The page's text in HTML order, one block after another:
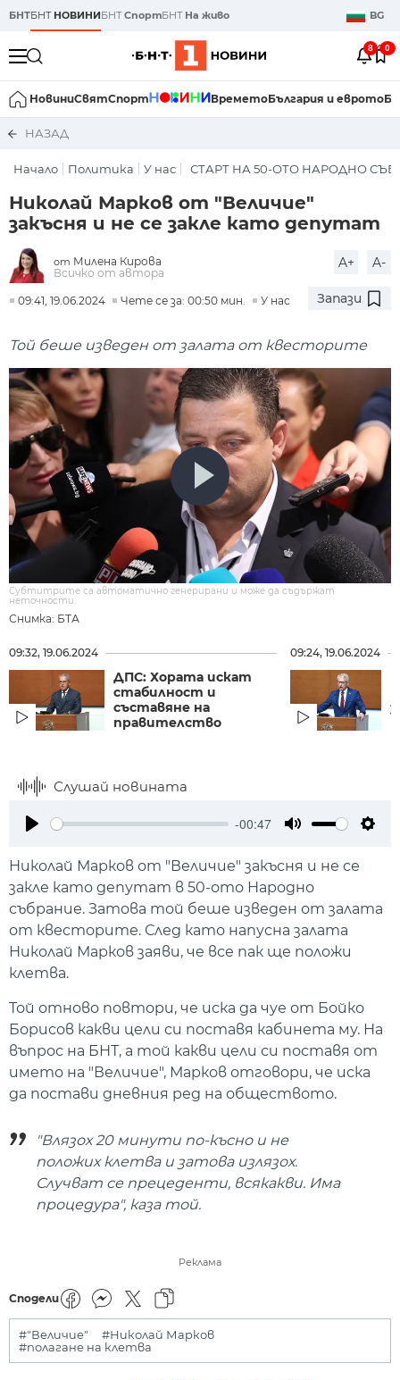
БНТБНТ НОВИНИБНТСпортБНТ На живо BG
8 0
НовиниСвятСпорт ВреметоБългария и еврото
НАЗАД
Начало Политика У нас СТАРТ НА 50-ОТО НАРОДНО
Николай Марков от "Величие"
закъсня и не се закле като депутат
от Милена Кирова
Всичко от автора
A+ A-
09:41, 19.06.2024 Чете се за: 00:50 мин. У нас Запази
Той беше изведен от залата от квесторите
Снимка: БТА
Субтитрите са автоматично генерирани и може да съдържат
неточности.
09:32, 19.06.2024
ДПС: Хората искат
стабилност и
съставяне на
правителство
09:24, 19.06.2024
Слушай новината
-00:47
Николай Марков от "Величие" закъсня и не се
закле като депутат в 50-ото Народно
събрание. Затова той беше изведен от залата
от квесторите. След като напусна залата
Николай Марков заяви, че все пак ще положи
клетва.
Той отново повтори, че иска да чуе от Бойко
Борисов какви цели си поставя кабинета му. На
въпрос на БНТ, а той какви цели си поставя от
името на "Величие", Марков отговори, че иска
да постави дневния ред на обществото.
"Влязох 20 минути по-късно и не
положих клетва и затова излязох.
Случват се прецеденти, всякакви. Има
процедура", каза той.
Реклама
Сподели
#"Величие"
#Николай Марков
#полагане на клетва